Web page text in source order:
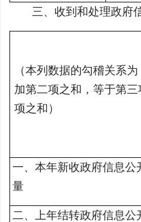
三、收到和处理政府
（本列数据的勾稽关系
加第二项之和，等于第三
项之和）
一、本年新收政府信息公
量
二、上年结转政府信息公